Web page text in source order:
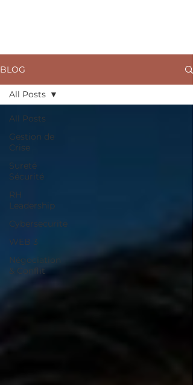
BLOG
All Posts
Gestion de
Crise
Sureté
Sécurité
RH
Leadership
Cybersecurite
WEB 3
Négociation
& Conflit
All Posts